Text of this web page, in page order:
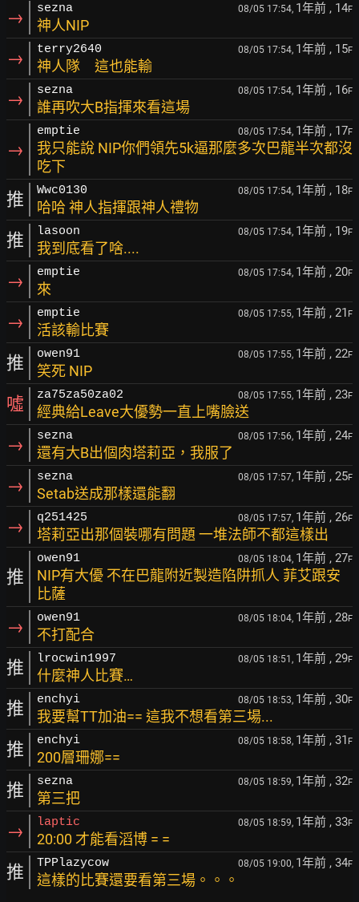
→ sezna 08/05 17:54, 1年前 , 14F
神人NIP
→ terry2640 08/05 17:54, 1年前 , 15F
神人隊 這也能輸
→ sezna 08/05 17:54, 1年前 , 16F
誰再吹大B指揮來看這場
→
emptie 08/05 17:54, 1年前 , 17F
我只能說 NIP你們領先5k逼那麼多次巴龍半次都沒
吃下
推 Wwc0130 08/05 17:54, 1年前 , 18F
哈哈 神人指揮跟神人禮物
推 lasoon 08/05 17:54, 1年前 , 19F
我到底看了啥....
→ emptie 08/05 17:54, 1年前 , 20F
來
→ emptie 08/05 17:55, 1年前 , 21 F
活該輸比賽
推 owen91 08/05 17:55, 1年前 , 22F
笑死 NIP
噓 za75za50za02 08/05 17:55, 1年前 , 23F
經典給Leave大優勢一直上嘴臉送
→ sezna 08/05 17:56, 1年前 , 24F
還有大B出個肉塔莉亞，我服了
→ sezna 08/05 17:57, 1年前 , 25F
Setab送成那樣還能翻
→ q251425 08/05 17:57, 1年前 , 26F
塔莉亞出那個裝哪有問題 一堆法師不都這樣出
推
owen91 08/05 18:04, 1年前 , 27F
NIP有大優 不在巴龍附近製造陷阱抓人 菲艾跟安
比薩
→ owen91 08/05 18:04, 1年前 , 28F
不打配合
推 lrocwin1997 08/05 18:51, 1年前 , 29F
什麼神人比賽…
推 enchyi 08/05 18:53, 1年前 , 30F
我要幫TT加油== 這我不想看第三場...
推 enchyi 08/05 18:58, 1年前 , 31 F
200層珊娜==
推 sezna 08/05 18:59, 1年前 , 32F
第三把
→ laptic 08/05 18:59, 1年前 , 33F
20:00 才能看滔博 = =
推 TPPlazycow 08/05 19:00, 1年前 , 34F
這樣的比賽還要看第三場。。。